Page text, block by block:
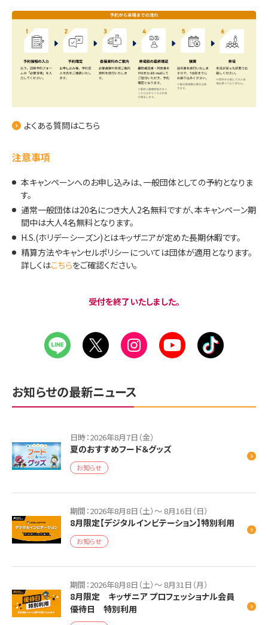
よくある質問はこちら
注意事項
本キャンペーンへのお申し込みは、一般団体としての予約となりま
す。
通常一般団体は20名につき大人2名無料ですが、本キャンペーン期
間中は大人4名無料となります。
H.S.(ホリデーシーズン)とはキッザニアが定めた長期休暇です。
精算方法やキャンセルポリシーについては団体が適用となります。
詳しくはこちらをご確認ください。
受付を終了いたしました。
お知らせの最新ニュース
日時：2026年8月7日（金）
夏のおすすめフード＆グッズ
お知らせ
期間：2026年8月8日（土）～ 8月16日（日）
8月限定【デジタルインビテーション】特別利用
お知らせ
期間：2026年8月8日（土）～ 8月31日（月）
8月限定 キッザニア プロフェッショナル会員
優待日 特別利用